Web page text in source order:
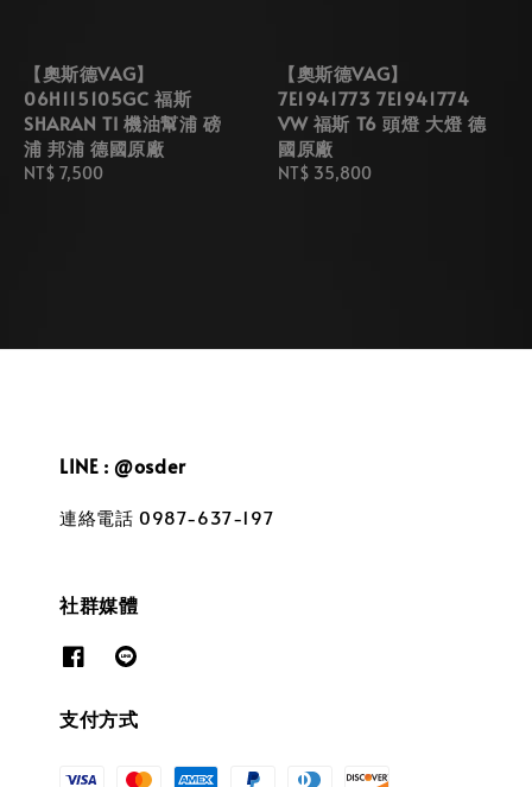
【奧斯德VAG】
06H115105GC 福斯
SHARAN TI 機油幫浦 磅
浦 邦浦 德國原廠
Regular
NT$ 7,500
【奧斯德VAG】
7E1941773 7E1941774
VW 福斯 T6 頭燈 大燈 德
國原廠
Regular
NT$ 35,800
LINE : @osder
連絡電話 0987-637-197
社群媒體
支付方式